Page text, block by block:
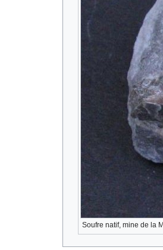
Soufre natif, mine de la